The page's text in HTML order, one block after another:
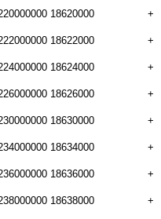
18620000 +
18622000 +
18624000 +
18626000 +
18630000 +
18634000 +
18636000 +
18638000 +